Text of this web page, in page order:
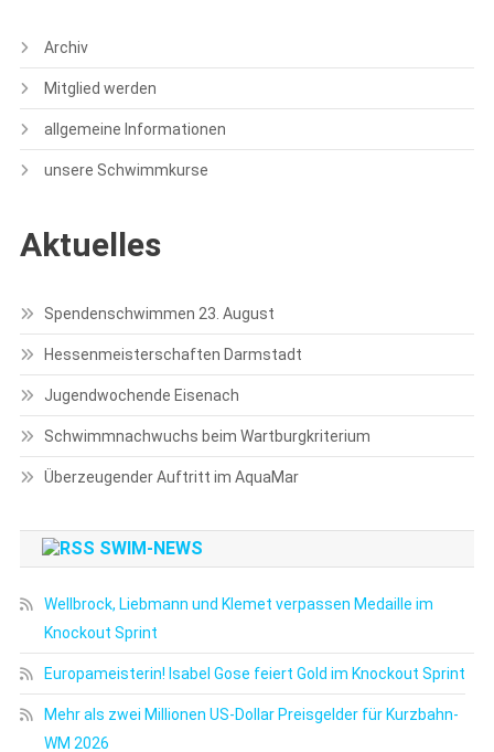
Archiv
Mitglied werden
allgemeine Informationen
unsere Schwimmkurse
Aktuelles
Spendenschwimmen 23. August
Hessenmeisterschaften Darmstadt
Jugendwochende Eisenach
Schwimmnachwuchs beim Wartburgkriterium
Überzeugender Auftritt im AquaMar
SWIM-NEWS
Wellbrock, Liebmann und Klemet verpassen Medaille im
Knockout Sprint
Europameisterin! Isabel Gose feiert Gold im Knockout Sprint
Mehr als zwei Millionen US-Dollar Preisgelder für Kurzbahn-
WM 2026